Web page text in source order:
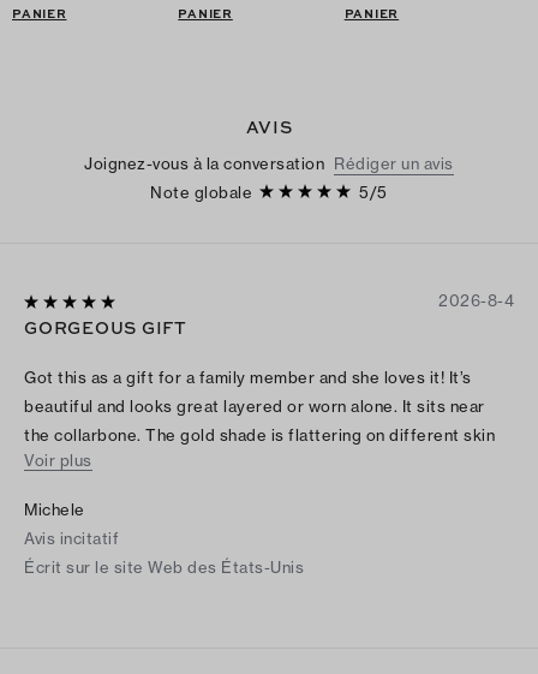
PANIER
PANIER
PANIER
AVIS
Joignez-vous à la conversation Rédiger un avis
Note globale
5/5
2026-8-4
GORGEOUS GIFT
Got this as a gift for a family member and she loves it! It’s
beautiful and looks great layered or worn alone. It sits near
the collarbone. The gold shade is flattering on different skin
tones.
Voir plus
Michele
Avis incitatif
Écrit sur le site Web des États-Unis